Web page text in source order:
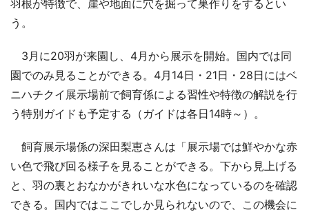
羽根が特徴で、崖や地面に穴を掘って巣作りをするとい
う。
3月に20羽が来園し、4月から展示を開始。国内では同
園でのみ見ることができる。4月14日・21日・28日にはベ
ニハチクイ展示場前で飼育係による習性や特徴の解説を行
う特別ガイドも予定する（ガイドは各日14時～）。
飼育展示場係の深田梨恵さんは「展示場では鮮やかな赤
い色で飛び回る様子を見ることができる。下から見上げる
と、羽の裏とおなかがきれいな水色になっているのを確認
できる。国内ではここでしか見られないので、この機会に